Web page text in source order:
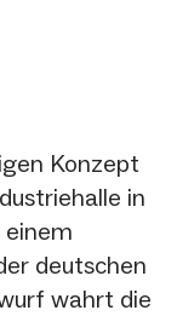
Konzept
in
einem
deutschen
wahrt die